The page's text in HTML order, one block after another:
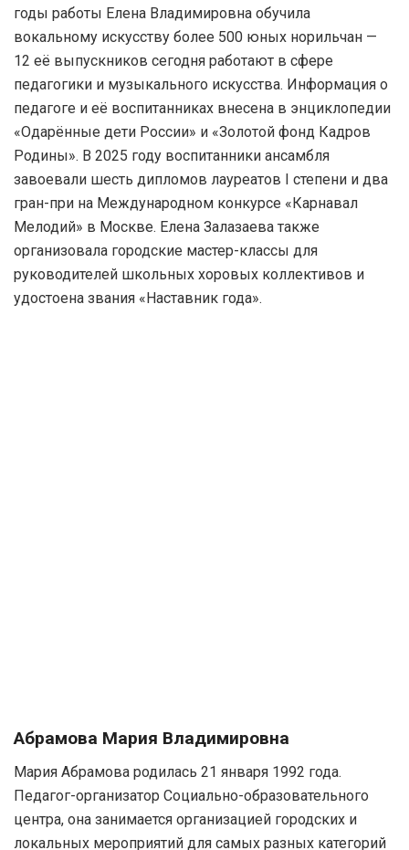
годы работы Елена Владимировна обучила
вокальному искусству более 500 юных норильчан —
12 её выпускников сегодня работают в сфере
педагогики и музыкального искусства. Информация о
педагоге и её воспитанниках внесена в энциклопедии
«Одарённые дети России» и «Золотой фонд Кадров
Родины». В 2025 году воспитанники ансамбля
завоевали шесть дипломов лауреатов I степени и два
гран-при на Международном конкурсе «Карнавал
Мелодий» в Москве. Елена Залазаева также
организовала городские мастер-классы для
руководителей школьных хоровых коллективов и
удостоена звания «Наставник года».
Абрамова Мария Владимировна
Мария Абрамова родилась 21 января 1992 года.
Педагог-организатор Социально-образовательного
центра, она занимается организацией городских и
локальных мероприятий для самых разных категорий